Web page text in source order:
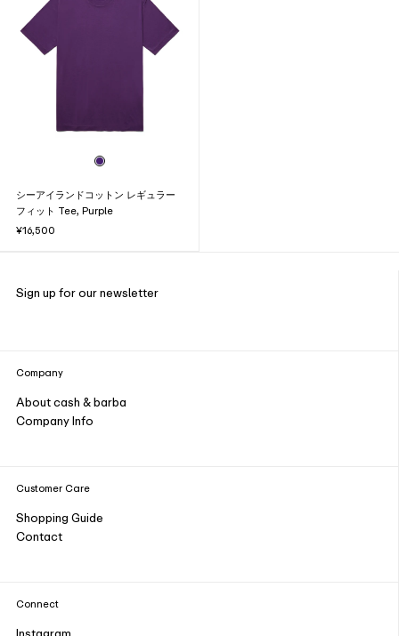
シーアイランドコットン レギュラー
フィット Tee, Purple
¥16,500
Sign up for our newsletter
Company
About cash & barba
Company Info
Customer Care
Shopping Guide
Contact
Connect